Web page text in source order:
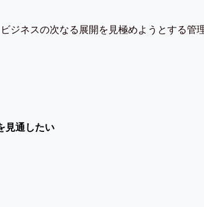
ジネスの次なる展開を見極めようとする管
見通したい